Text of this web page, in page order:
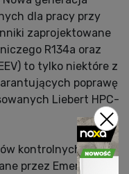
dla pracy przy
zaprojektowane
R134a oraz
to tylko niektóre z
poprawę
Liebert HPC-
kontrolnych –
przez Emerson